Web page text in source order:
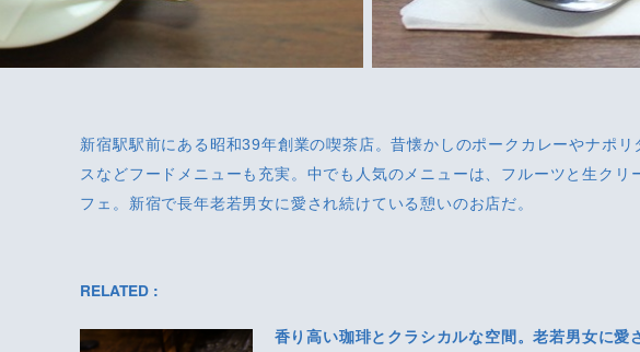
新宿駅駅前にある昭和39年創業の喫茶店。昔懐かしのポークカレーやナポリ
スなどフードメニューも充実。中でも人気のメニューは、フルーツと生クリ
フェ。新宿で長年老若男女に愛され続けている憩いのお店だ。
RELATED :
香り高い珈琲とクラシカルな空間。老若男女に愛